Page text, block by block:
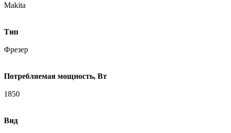
Makita
Тип
Фрезер
Потребляемая мощность, Вт
1850
Вид